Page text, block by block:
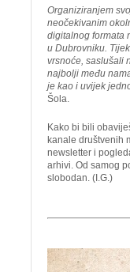
Organiziranjem
neočekivanim
digitalnog formata
u Dubrovniku.
vrsnoće, saslušali
najbolji među
je kao i uvijek
Šola.
Kako bi bili
kanale društvenih
newsletter i
arhivi. Od samog
slobodan. (I.G.)